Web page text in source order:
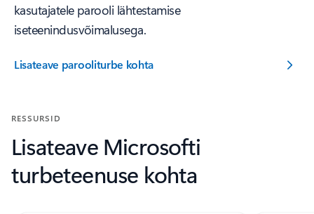
kasutajatele parooli lähtestamise
iseteenindusvõimalusega.
Lisateave parooliturbe kohta
RESSURSID
Lisateave Microsofti
turbeteenuse kohta